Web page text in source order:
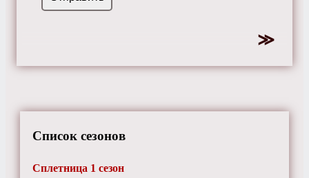
Список сезонов
Сплетница 1 сезон